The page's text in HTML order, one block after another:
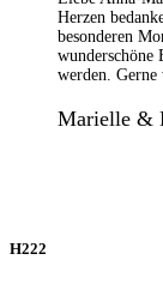
Herzen
besonderen
wunderschöne
werden.
Marielle &
H222